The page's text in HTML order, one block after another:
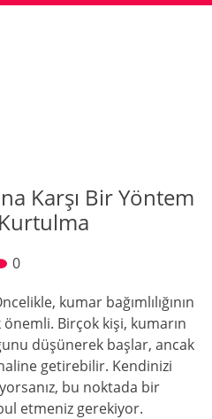
Karşı Bir Yöntem
0
kumar bağımlılığının
Birçok kişi, kumarın
düşünerek başlar, ancak
getirebilir. Kendinizi
bu noktada bir
etmeniz gerekiyor.